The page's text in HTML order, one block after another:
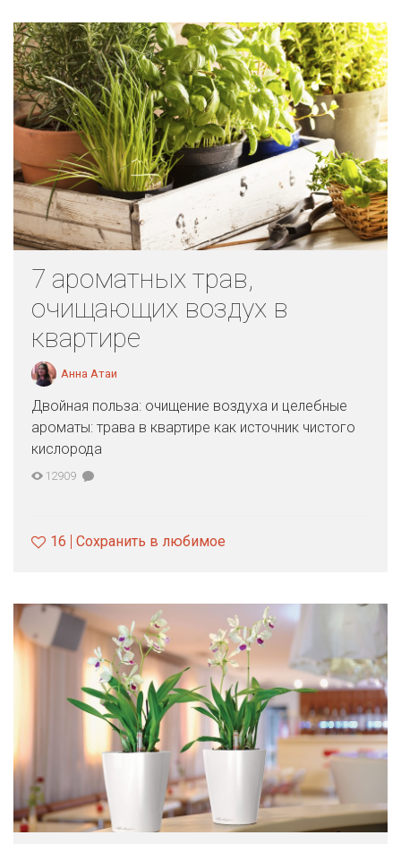
7 ароматных трав,
очищающих воздух в
квартире
Анна Атаи
Двойная польза: очищение воздуха и целебные
ароматы: трава в квартире как источник чистого
кислорода
12909
16 Сохранить в любимое